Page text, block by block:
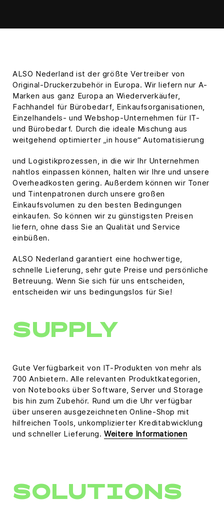
ALSO Nederland ist der größte Vertreiber von
Original-Druckerzubehör in Europa. Wir liefern nur A-
Marken aus ganz Europa an Wiederverkäufer,
Fachhandel für Bürobedarf, Einkaufsorganisationen,
Einzelhandels- und Webshop-Unternehmen für IT-
und Bürobedarf. Durch die ideale Mischung aus
weitgehend optimierter „in house“ Automatisierung
und Logistikprozessen, in die wir Ihr Unternehmen
nahtlos einpassen können, halten wir Ihre und unsere
Overheadkosten gering. Außerdem können wir Toner
und Tintenpatronen durch unsere großen
Einkaufsvolumen zu den besten Bedingungen
einkaufen. So können wir zu günstigsten Preisen
liefern, ohne dass Sie an Qualität und Service
einbüßen.
ALSO Nederland garantiert eine hochwertige,
schnelle Lieferung, sehr gute Preise und persönliche
Betreuung. Wenn Sie sich für uns entscheiden,
entscheiden wir uns bedingungslos für Sie!
SUPPLY
Gute Verfügbarkeit von IT-Produkten von mehr als
700 Anbietern. Alle relevanten Produktkategorien,
von Notebooks über Software, Server und Storage
bis hin zum Zubehör. Rund um die Uhr verfügbar
über unseren ausgezeichneten Online-Shop mit
hilfreichen Tools, unkomplizierter Kreditabwicklung
und schneller Lieferung.Weitere Informationen
SOLUTIONS